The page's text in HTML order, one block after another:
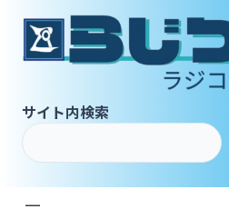
サイト内検索